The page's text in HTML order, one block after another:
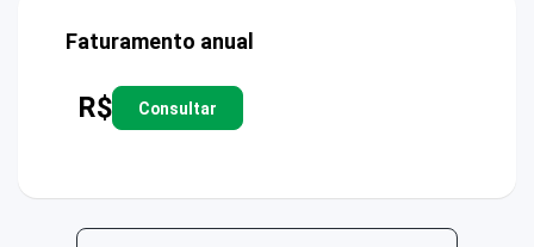
Faturamento anual
R$ Consultar